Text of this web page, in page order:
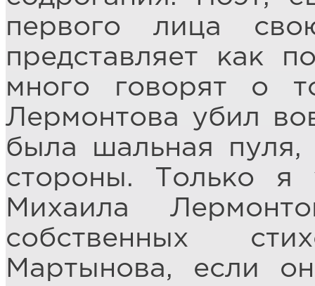
первого лица
представляет как
много говорят о
Лермонтова убил
была шальная пуля,
стороны. Только я
Михаила
собственных
Мартынова, если